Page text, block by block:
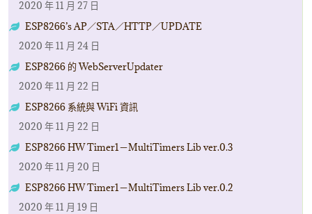
2020 年 11 月 27 日
ESP8266’s AP／STA／HTTP／UPDATE
2020 年 11 月 24 日
ESP8266 的 WebServerUpdater
2020 年 11 月 22 日
ESP8266 系統與 WiFi 資訊
2020 年 11 月 22 日
ESP8266 HW Timer1－MultiTimers Lib ver.0.3
2020 年 11 月 20 日
ESP8266 HW Timer1－MultiTimers Lib ver.0.2
2020 年 11 月 19 日